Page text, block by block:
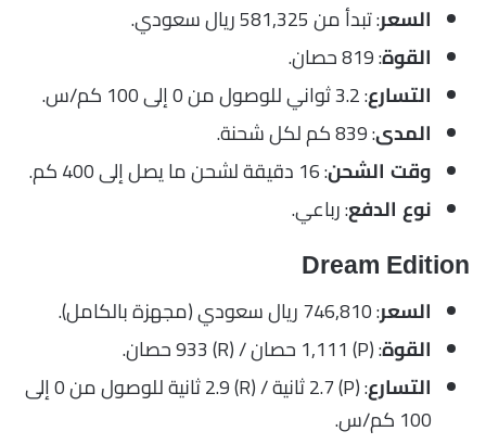
السعر: تبدأ من 581,325 ريال سعودي.
القوة: 819 حصان.
التسارع: 3.2 ثواني للوصول من 0 إلى 100 كم/س.
المدى: 839 كم لكل شحنة.
وقت الشحن: 16 دقيقة لشحن ما يصل إلى 400 كم.
نوع الدفع: رباعي.
Dream Edition
السعر: 746,810 ريال سعودي (مجهزة بالكامل).
القوة: (P) 1,111 حصان / (R) 933 حصان.
التسارع
: (P) 2.7 ثانية / (R) 2.9 ثانية للوصول من 0 إلى
100 كم/س.